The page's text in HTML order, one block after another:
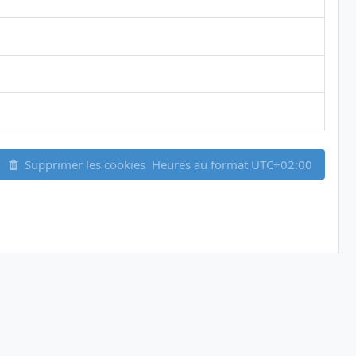
Supprimer les cookies Heures au format UTC+02:00